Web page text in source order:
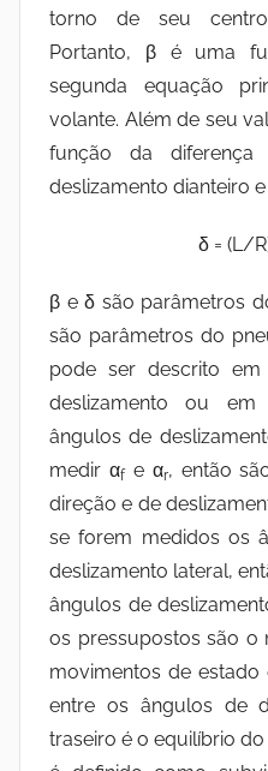
torno de seu
Portanto, β é uma
segunda equação
volante. Além de seu
função da
deslizamento dianteiro
δ = (L/
β e δ são parâmetros
são parâmetros do
pode ser descrito
deslizamento ou
ângulos de
medir αfe αr, então
direção e de
se forem medidos os
deslizamento lateral,
ângulos de
os pressupostos são o
movimentos de estado
entre os ângulos de
traseiro é o equilíbrio